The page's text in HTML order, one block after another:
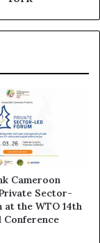
Cameroon
Sector-
at the WTO 14th